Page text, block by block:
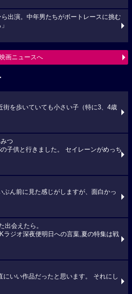
出演。中年男たちがボートレースに挑む
画ニュースへ
街を歩いていても小さい子（特に3、4歳
つ
子供と行きました。 セイレーンがめっち
ん前に見た感じがしますが、面白かっ
出会えたら。
ラジオ深夜便明日への言葉,夏の特集は戦
にいい作品だったと思います。 それにし